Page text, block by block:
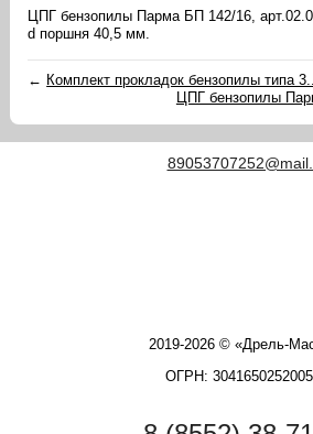
ЦПГ бензопилы Парма БП 142/16,
d поршня 40,5 мм.
← Комплект прокладок бензопилы типа
ЦПГ бензопилы
2019-2026 © «Дрель-
ОГРН: